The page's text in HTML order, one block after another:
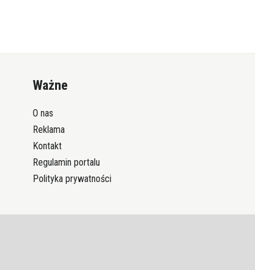
Ważne
O nas
Reklama
Kontakt
Regulamin portalu
Polityka prywatności